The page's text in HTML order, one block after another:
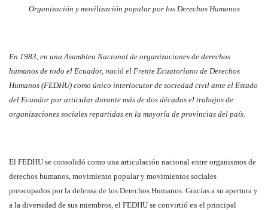
Organización y movilización popular por los Derechos Humanos
En 1983, en una Asamblea Nacional de organizaciones de derechos
humanos de todo el Ecuador, nació el Frente Ecuatoriano de Derechos
Humanos (FEDHU) como único interlocutor de sociedad civil ante el Estado
del Ecuador por articular durante más de dos décadas el trabajos de
organizaciones sociales repartidas en la mayoría de provincias del país.
El FEDHU se consolidó como una articulación nacional entre organismos de
derechos humanos, movimiento popular y movimientos sociales
preocupados por la defensa de los Derechos Humanos. Gracias a su apertura y
a la diversidad de sus miembros, el FEDHU se convirtió en el principal